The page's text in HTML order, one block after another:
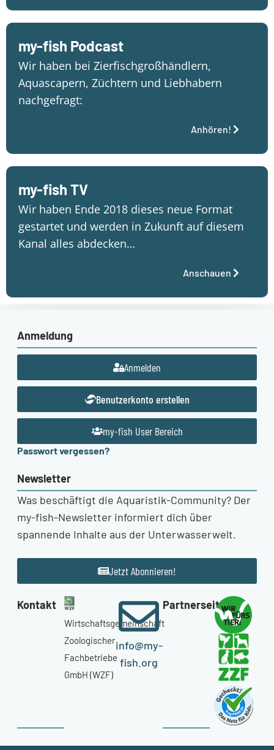
my-fish Podcast
Wir haben bei Zierfischgroßhändlern,
Aquascapern, Züchtern und Liebhabern
nachgefragt:
Anhören!
my-fish TV
Wir haben Ende 2018 dieses neue Format
gestartet und werden in Zukunft auf diesem
Kanal alles abdecken…
Anschauen
Anmeldung
Anmelden
Benutzerkonto erstellen
my-fish User Bereich
Passwort vergessen?
Newsletter
Was beschäftigt die Aquaristik-Community? Der
my-fish-Newsletter informiert dich über
spannende Inhalte aus der Unterwasserwelt.
Jetzt Abonnieren!
Kontakt
Wirtschaftsgemeinschaft
Zoologischer
Fachbetriebe
GmbH (WZF)
info@my-
fish.org
Partnerseiten